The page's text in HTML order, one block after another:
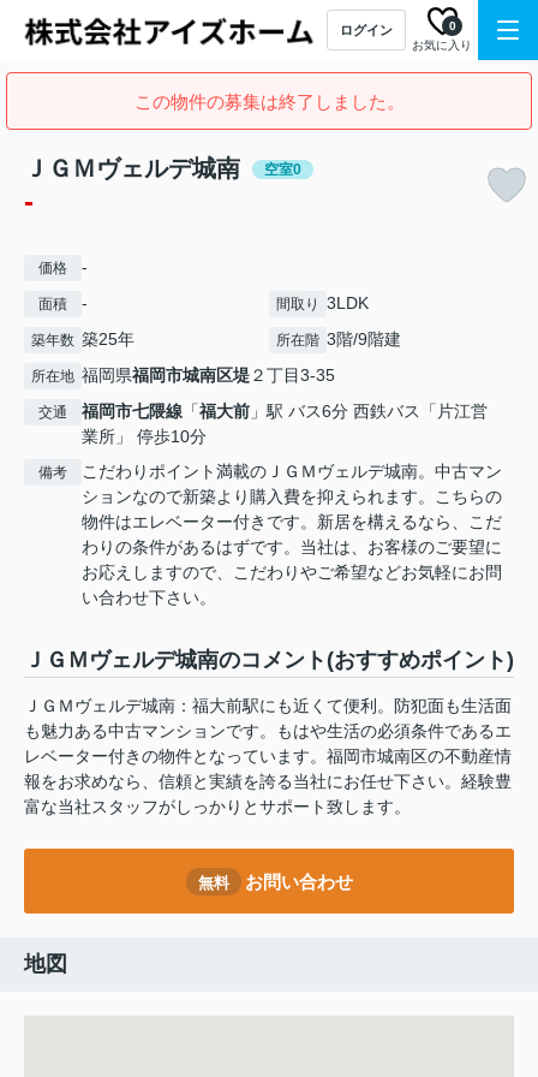
ログイン
お気に入り
0
この物件の募集は終了しました。
ＪＧＭヴェルデ城南 空室0
-
価格 -
面積 - 間取り 3LDK
築年数 築25年 所在階 3階/9階建
所在地 福岡県福岡市城南区堤２丁目3-35
交通 福岡市七隈線 「福大前 」駅 バス6分 西鉄バス「片江営
業所」 停歩10分
備考
こだわりポイント満載のＪＧＭヴェルデ城南。中古マン
ションなので新築より購入費を抑えられます。こちらの
物件はエレベーター付きです。新居を構えるなら、こだ
わりの条件があるはずです。当社は、お客様のご要望に
お応えしますので、こだわりやご希望などお気軽にお問
い合わせ下さい。
ＪＧＭヴェルデ城南のコメント(おすすめポイント)
ＪＧＭヴェルデ城南：福大前駅にも近くて便利。防犯面も生活面
も魅力ある中古マンションです。もはや生活の必須条件であるエ
レベーター付きの物件となっています。福岡市城南区の不動産情
報をお求めなら、信頼と実績を誇る当社にお任せ下さい。経験豊
富な当社スタッフがしっかりとサポート致します。
無料 お問い合わせ
地図